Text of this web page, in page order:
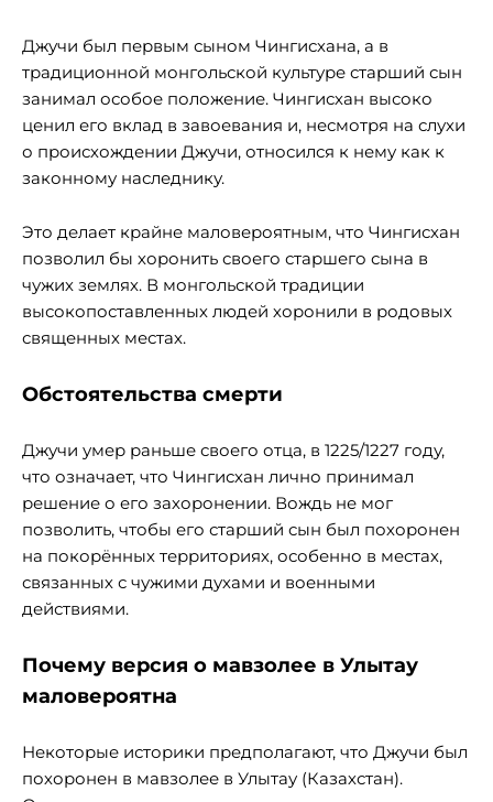
Джучи был первым сыном Чингисхана, а в
традиционной монгольской культуре старший сын
занимал особое положение. Чингисхан высоко
ценил его вклад в завоевания и, несмотря на слухи
о происхождении Джучи, относился к нему как к
законному наследнику.
Это делает крайне маловероятным, что Чингисхан
позволил бы хоронить своего старшего сына в
чужих землях. В монгольской традиции
высокопоставленных людей хоронили в родовых
священных местах.
Обстоятельства смерти
Джучи умер раньше своего отца, в 1225/1227 году,
что означает, что Чингисхан лично принимал
решение о его захоронении. Вождь не мог
позволить, чтобы его старший сын был похоронен
на покорённых территориях, особенно в местах,
связанных с чужими духами и военными
действиями.
Почему версия о мавзолее в Улытау
маловероятна
Некоторые историки предполагают, что Джучи был
похоронен в мавзолее в Улытау (Казахстан).